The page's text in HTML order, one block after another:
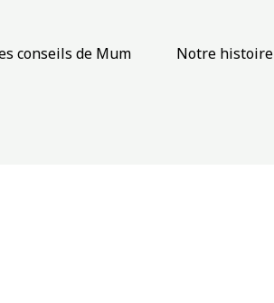
conseils de Mum Notre histoire